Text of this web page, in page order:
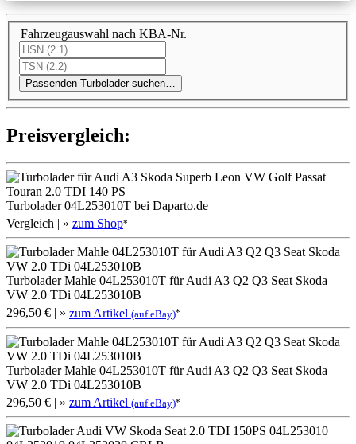
Fahrzeugauswahl nach KBA-Nr.
Passenden Turbolader suchen…
Preis­ver­gleich:
Turbolader 04L253010T bei Daparto.de
Vergleich | » zum Shop*
Turbolader Mahle 04L253010T für Audi A3 Q2 Q3 Seat Skoda
VW 2.0 TDi 04L253010B
296,50 € | » zum Artikel (auf eBay)*
Turbolader Mahle 04L253010T für Audi A3 Q2 Q3 Seat Skoda
VW 2.0 TDi 04L253010B
296,50 € | » zum Artikel (auf eBay)*